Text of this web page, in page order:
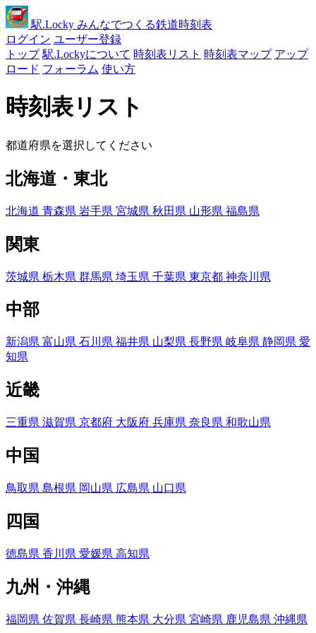
駅.Locky みんなでつくる鉄道時刻表
ログイン ユーザー登録
トップ 駅.Lockyについて 時刻表リスト 時刻表マップ アップ
ロード フォーラム 使い方
時刻表リスト
都道府県を選択してください
北海道・東北
北海道 青森県 岩手県 宮城県 秋田県 山形県 福島県
関東
茨城県 栃木県 群馬県 埼玉県 千葉県 東京都 神奈川県
中部
新潟県 富山県 石川県 福井県 山梨県 長野県 岐阜県 静岡県 愛
知県
近畿
三重県 滋賀県 京都府 大阪府 兵庫県 奈良県 和歌山県
中国
鳥取県 島根県 岡山県 広島県 山口県
四国
徳島県 香川県 愛媛県 高知県
九州・沖縄
福岡県 佐賀県 長崎県 熊本県 大分県 宮崎県 鹿児島県 沖縄県